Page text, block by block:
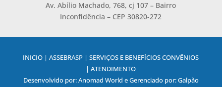
Av. Abílio Machado, 768, cj 107 – Bairro
Inconfidência – CEP 30820-272
INICIO | ASSEBRASP | SERVIÇOS E BENEFÍCIOS CONVÊNIOS
| ATENDIMENTO
Desenvolvido por: Anomad World e Gerenciado por: Galpão